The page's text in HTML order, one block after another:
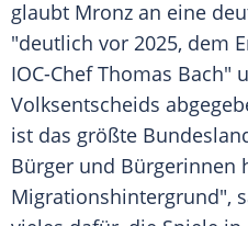
glaubt Mronz an eine
"deutlich vor 2025, dem
IOC-ChefThomas Bach"
Volksentscheids
ist das größte
Bürger und Bürgerinnen
Migrationshintergrund",